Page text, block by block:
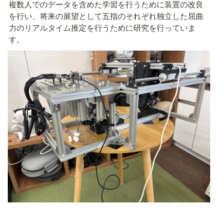
複数人でのデータを含めた学習を行うために装置の改良
を行い、将来の展望として五指のそれぞれ独立した屈曲
力のリアルタイム推定を行うために研究を行っていま
す。